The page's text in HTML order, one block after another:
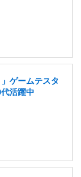
ゲームテスタ
活躍中